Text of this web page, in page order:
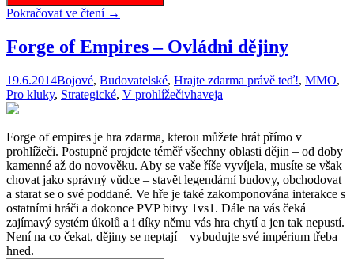
Pokračovat ve čtení →
Forge of Empires – Ovládni dějiny
19.6.2014Bojové, Budovatelské, Hrajte zdarma právě teď!, MMO,
Pro kluky, Strategické, V prohlížečivhaveja
Forge of empires je hra zdarma, kterou můžete hrát přímo v
prohlížeči. Postupně projdete téměř všechny oblasti dějin – od doby
kamenné až do novověku. Aby se vaše říše vyvíjela, musíte se však
chovat jako správný vůdce – stavět legendární budovy, obchodovat
a starat se o své poddané. Ve hře je také zakomponována interakce s
ostatními hráči a dokonce PVP bitvy 1vs1. Dále na vás čeká
zajímavý systém úkolů a i díky němu vás hra chytí a jen tak nepustí.
Není na co čekat, dějiny se neptají – vybudujte své impérium třeba
hned.